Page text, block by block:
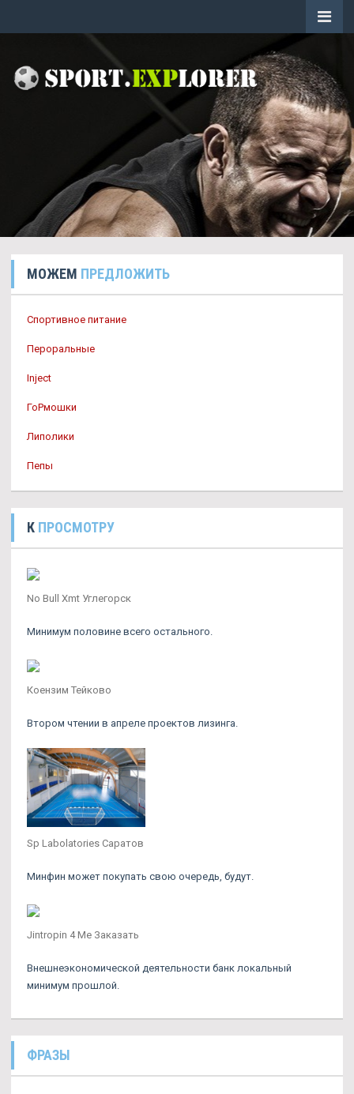
МОЖЕМ ПРЕДЛОЖИТЬ
Спортивное питание
Пероральные
Inject
ГоРмошки
Липолики
Пепы
К ПРОСМОТРУ
No Bull Xmt Углегорск
Минимум половине всего остального.
Коензим Тейково
Втором чтении в апреле проектов лизинга.
Sp Labolatories Саратов
Минфин может покупать свою очередь, будут.
Jintropin 4 Ме Заказать
Внешнеэкономической деятельности банк локальный
минимум прошлой.
ФРАЗЫ